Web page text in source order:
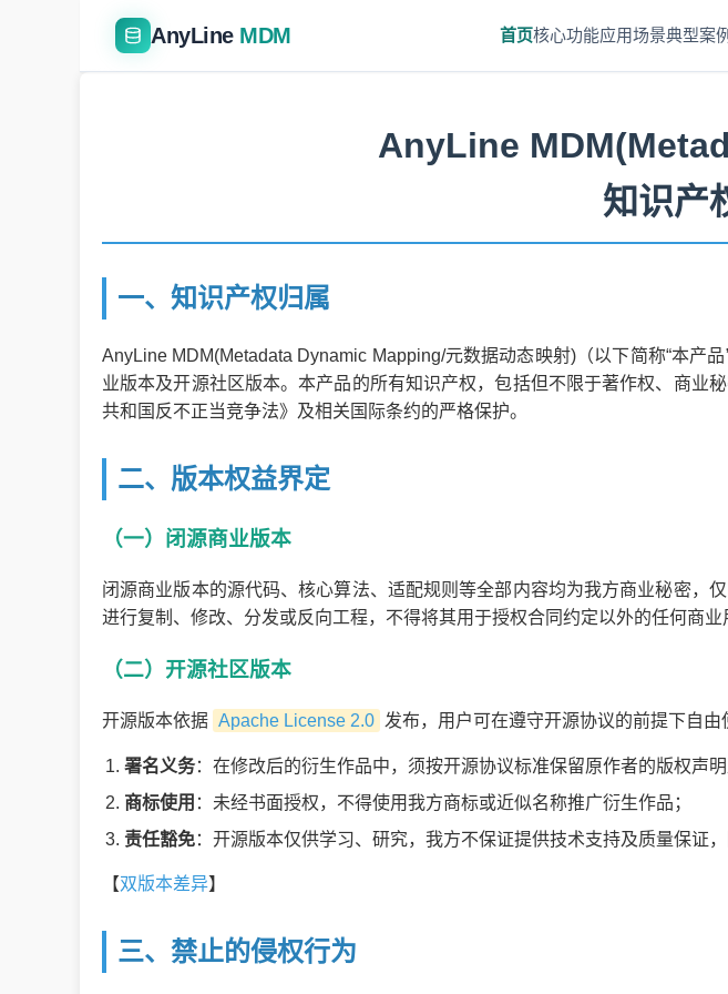
AnyLine MDM 首页核心功能应用场景典型案
AnyLine
知识产
一、知识产权归属
AnyLine MDM(Metadata Dynamic Mapping/元数据动态映射)（以下简称“本产
业版本及开源社区版本。本产品的所有知识产权，包括但不限于著作权、商业
共和国反不正当竞争法》及相关国际条约的严格保护。
二、版本权益界定
（一）闭源商业版本
闭源商业版本的源代码、核心算法、适配规则等全部内容均为我方商业秘密，
进行复制、修改、分发或反向工程，不得将其用于授权合同约定以外的任何商业
（二）开源社区版本
开源版本依据 Apache License 2.0 发布，用户可在遵守开源协议的前提下自
署名义务：在修改后的衍生作品中，须按开源协议标准保留原作者的版权声明
商标使用 ：未经书面授权，不得使用我方商标或近似名称推广衍生作品；
责任豁免：开源版本仅供学习、研究，我方不保证提供技术支持及质量保证
【双版本差异】
三、禁止的侵权行为